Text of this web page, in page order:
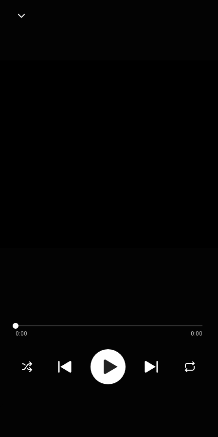
0:00 0:00